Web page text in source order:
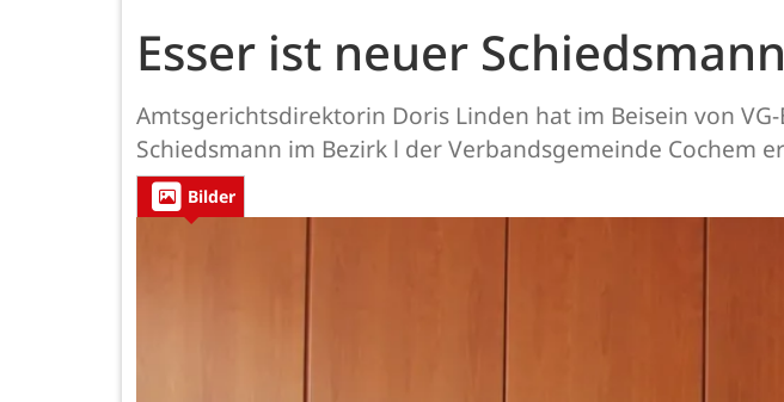
Esser ist neuer Schiedsmann
Amtsgerichtsdirektorin Doris Linden hat im Beisein von
Schiedsmann im Bezirk l der Verbandsgemeinde Cochem
Bilder